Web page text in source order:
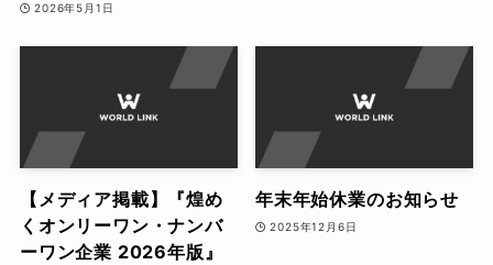
2026年5月1日
【メディア掲載】『煌め
くオンリーワン・ナンバ
ーワン企業 2026年版』
年末年始休業のお知らせ
2025年12月6日